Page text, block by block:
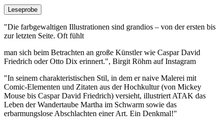
Leseprobe
"Die farbgewaltigen Illustrationen sind grandios – von der ersten bis
zur letzten Seite. Oft fühlt
man sich beim Betrachten an große Künstler wie Caspar David
Friedrich oder Otto Dix erinnert.", Birgit Röhm auf Instagram
"In seinem charakteristischen Stil, in dem er naive Malerei mit
Comic-Elementen und Zitaten aus der Hochkultur (von Mickey
Mouse bis Caspar David Friedrich) versieht, illustriert ATAK das
Leben der Wandertaube Martha im Schwarm sowie das
erbarmungslose Abschlachten einer Art. Ein Denkmal!"